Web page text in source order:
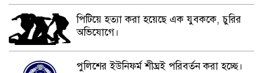
পিটিয়ে হত্যা করা হয়েছে এক যুবককে, চুরির
অভিযোগে।
পুলিশের ইউনিফর্ম শীঘ্রই পরিবর্তন করা হচ্ছে।